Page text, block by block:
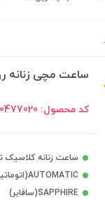
ساعت مچی زنانه رومر مدل
کد محصول:
ساعت زنانه کلاسیک
AUTOMATIC(اتوماتیک)
SAPPHIRE(سافایر)